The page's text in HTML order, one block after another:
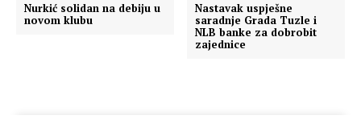
Nurkić solidan na debiju u
novom klubu
Nastavak uspješne
saradnje Grada Tuzle i
NLB banke za dobrobit
zajednice